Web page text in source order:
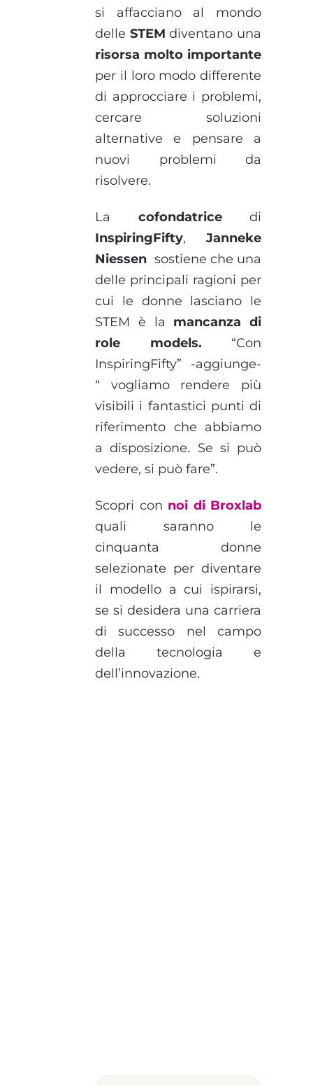
si affacciano al mondo
delle STEM diventano una
risorsa molto importante
per il loro modo differente
di approcciare i problemi,
cercare soluzioni
alternative e pensare a
nuovi problemi da
risolvere.
La cofondatricedi
InspiringFifty, Janneke
Niessen sostiene che una
delle principali ragioni per
cui le donne lasciano le
STEM è la mancanza di
role models. “Con
InspiringFifty” -aggiunge-
“ vogliamo rendere più
visibili i fantastici punti di
riferimento che abbiamo
a disposizione. Se si può
vedere, si può fare”.
Scopri con noi di Broxlab
quali saranno le
cinquanta donne
selezionate per diventare
il modello a cui ispirarsi,
se si desidera una carriera
di successo nel campo
della tecnologia e
dell’innovazione.